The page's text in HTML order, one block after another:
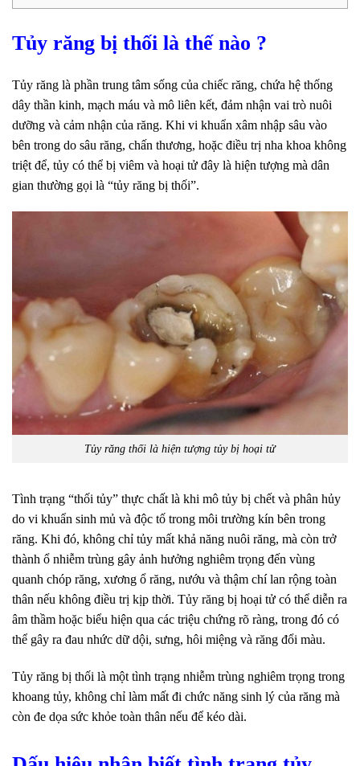
Tủy răng bị thối là thế nào ?
Tủy răng là phần trung tâm sống của chiếc răng, chứa hệ thống
dây thần kinh, mạch máu và mô liên kết, đảm nhận vai trò nuôi
dưỡng và cảm nhận của răng. Khi vi khuẩn xâm nhập sâu vào
bên trong do sâu răng, chấn thương, hoặc điều trị nha khoa không
triệt để, tủy có thể bị viêm và hoại tử đây là hiện tượng mà dân
gian thường gọi là “tủy răng bị thối”.
Tủy răng thối là hiện tượng tủy bị hoại tử
Tình trạng “thối tủy” thực chất là khi mô tủy bị chết và phân hủy
do vi khuẩn sinh mủ và độc tố trong môi trường kín bên trong
răng. Khi đó, không chỉ tủy mất khả năng nuôi răng, mà còn trở
thành ổ nhiễm trùng gây ảnh hưởng nghiêm trọng đến vùng
quanh chóp răng, xương ổ răng, nướu và thậm chí lan rộng toàn
thân nếu không điều trị kịp thời. Tủy răng bị hoại tử có thể diễn ra
âm thầm hoặc biểu hiện qua các triệu chứng rõ ràng, trong đó có
thể gây ra đau nhức dữ dội, sưng, hôi miệng và răng đổi màu.
Tủy răng bị thối là một tình trạng nhiễm trùng nghiêm trọng trong
khoang tủy, không chỉ làm mất đi chức năng sinh lý của răng mà
còn đe dọa sức khỏe toàn thân nếu để kéo dài.